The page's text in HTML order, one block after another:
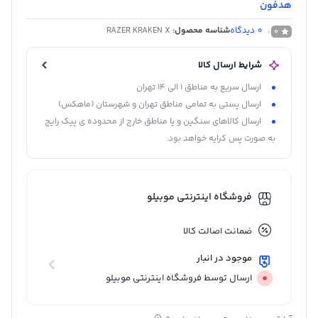
هدفون
0
0 دیدگاهشناسه محصول: RAZER KRAKEN X
شرایط ارسال کالا
ارسال سریع به مناطق 1 الی 14 تهران
ارسال پستی به تمامی مناطق تهران و شهرستان (ماهکس)
ارسال کالاهای سنگین و یا مناطق خارج از محدوده ی پیک رایج
به صورت پس کرایه خواهد بود.
فروشگاه اینترنتی موبیلو
ضمانت اصالت کالا
موجود در انبار
ارسال توسط فروشگاه اینترنتی موبیلو